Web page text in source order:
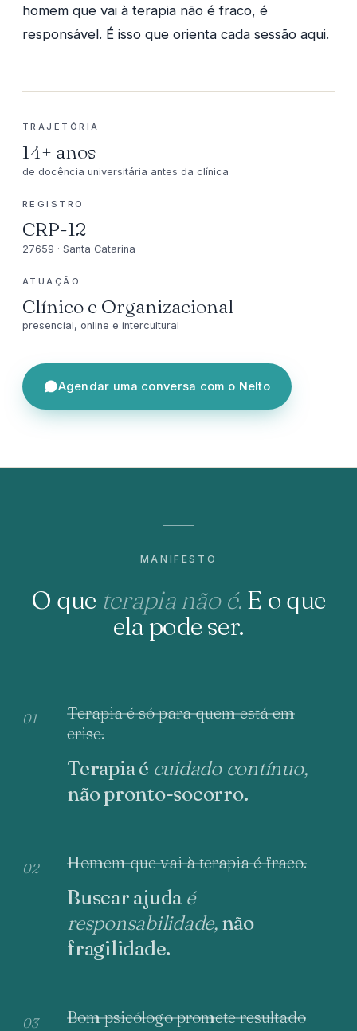
homem que vai à terapia não é fraco, é
responsável. É isso que orienta cada sessão aqui.
TRAJETÓRIA
14+ anos
de docência universitária antes da clínica
REGISTRO
CRP-12
27659 · Santa Catarina
ATUAÇÃO
Clínico e Organizacional
presencial, online e intercultural
Agendar uma conversa com o Nelto
MANIFESTO
O que terapia não é. E o que
ela pode ser.
01
Terapia é só para quem está em
crise.
Terapia é cuidado contínuo,
não pronto-socorro.
02 Homem que vai à terapia é fraco.
Buscar ajuda é
responsabilidade,não
fragilidade.
03
Bom psicólogo promete resultado